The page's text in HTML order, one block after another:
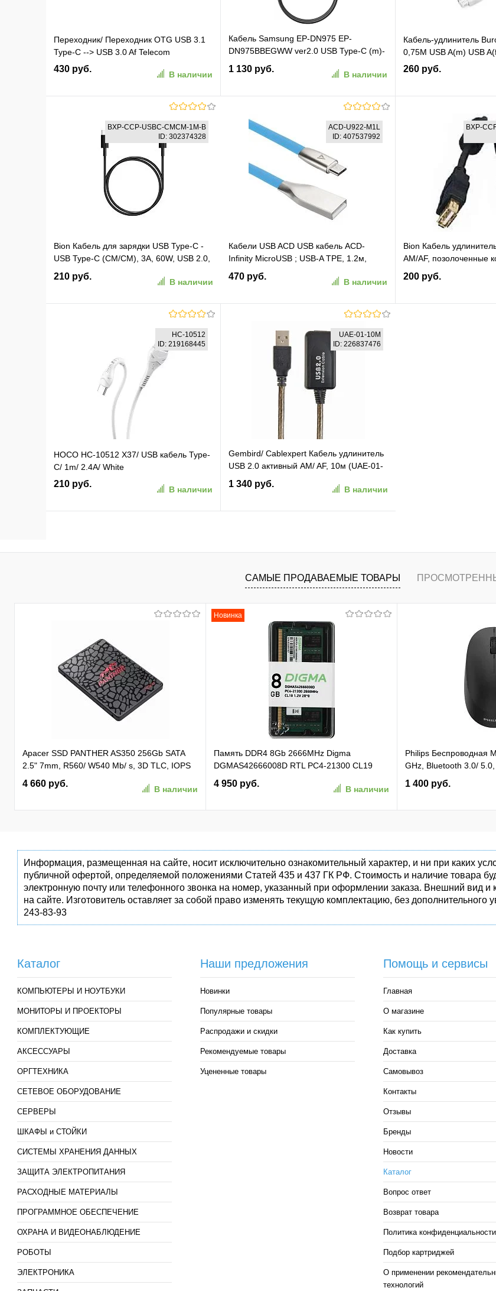
Переходник/ Переходник OTG USB 3.1
Type-C --> USB 3.0 Af Telecom
430 руб.
В наличии
В корзину
В избранное К сравнению
Кабель Samsung EP-DN975 EP-
DN975BBEGWW ver2.0 USB Type-C (m)-
USB Type-C (m) 1м черный коробка
(упак.:1шт)
1 130 руб.
В наличии
В корзину
В избранное К сравнению
Кабель-удлинитель
0,75M USB A(m) USB
260 руб.
В
В избранное
BXP-CCP-USBC-CMCM-1M-B
ID: 302374328
Bion Кабель для зарядки USB Type-C -
USB Type-C (CM/CM), 3A, 60W, USB 2.0,
1 м, черный [BXP-CCP-USBC-CMCM-1M-
210 руб.
В наличии
В избранное К сравнению
ACD-U922-M1L
ID: 407537992
Кабели USB ACD USB кабель ACD-
Infinity MicroUSB ; USB-A TPE, 1.2м,
синий (ACD-U922-M1L)
470 руб.
В наличии
В корзину
В избранное К сравнению
BXP-
Bion Кабель
AM/AF, позолоченные
ферритовые кольца, 3
CCF-USB2-AMAF-030]
200 руб.
HC-10512
ID: 219168445
HOCO HC-10512 X37/ USB кабель Type-
C/ 1m/ 2.4A/ White
210 руб.
В наличии
UAE-01-10M
ID: 226837476
Gembird/ Cablexpert Кабель удлинитель
USB 2.0 активный AM/ AF, 10м (UAE-01-
10M)
1 340 руб.
В наличии
В избранное К сравнению
САМЫЕ ПРОДАВАЕМЫЕ ТОВАРЫ
Apacer SSD PANTHER AS350 256Gb SATA
2.5" 7mm, R560/ W540 Mb/ s, 3D TLC, IOPS
81K/ 74K, MTBF 1,5M, 180TBW,
(AP256GAS350-1)
4 660 руб.
В наличии
Новинка
Память DDR4 8Gb 2666MHz Digma
DGMAS42666008D RTL PC4-21300 CL19
SO-DIMM 260-pin 1.2В dual rank Ret
4 950 руб.
В наличии
Philips Беспроводная
GHz, Bluetooth 3.0/ 5.0,
бесшумная Чёрный
(SPK7407B/01)
1 400 руб.
Информация, размещенная на сайте, носит исключительно ознакомительный характер, и ни при каких
публичной офертой, определяемой положениями Статей 435 и 437 ГК РФ. Стоимость и наличие товара
электронную почту или телефонного звонка на номер, указанный при оформлении заказа. Внешний вид и
на сайте. Изготовитель оставляет за собой право изменять текущую комплектацию, без
243-83-93
Каталог
КОМПЬЮТЕРЫ И НОУТБУКИ
МОНИТОРЫ И ПРОЕКТОРЫ
КОМПЛЕКТУЮЩИЕ
АКСЕССУАРЫ
ОРГТЕХНИКА
СЕТЕВОЕ ОБОРУДОВАНИЕ
СЕРВЕРЫ
ШКАФЫ и СТОЙКИ
СИСТЕМЫ ХРАНЕНИЯ ДАННЫХ
ЗАЩИТА ЭЛЕКТРОПИТАНИЯ
РАСХОДНЫЕ МАТЕРИАЛЫ
ПРОГРАММНОЕ ОБЕСПЕЧЕНИЕ
ОХРАНА И ВИДЕОНАБЛЮДЕНИЕ
РОБОТЫ
ЭЛЕКТРОНИКА
Наши предложения
Новинки
Популярные товары
Распродажи и скидки
Рекомендуемые товары
Уцененные товары
Помощь и сервисы
Главная
О магазине
Как купить
Доставка
Самовывоз
Контакты
Отзывы
Бренды
Новости
Каталог
Вопрос ответ
Возврат товара
Политика конфиденциальности
Подбор картриджей
О применении
технологий